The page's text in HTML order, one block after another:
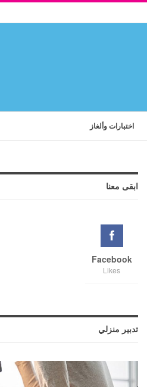
اختبارات وألغاز
ابقى معنا
Facebook
Likes
تدبير منزلي